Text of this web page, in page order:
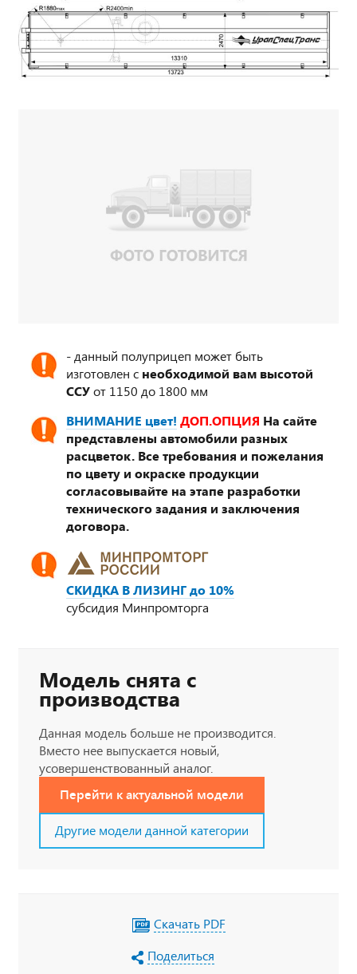
- данный полуприцеп может быть
изготовлен с необходимой вам высотой
ССУот 1150 до 1800 мм
ВНИМАНИЕ цвет! ДОП.ОПЦИЯ На сайте
представлены автомобили разных
расцветок. Все требования и пожелания
по цвету и окраске продукции
согласовывайте на этапе разработки
технического задания и заключения
договора.
СКИДКА В ЛИЗИНГ до 10%
субсидия Минпромторга
Модель снята с
производства
Данная модель больше не производится.
Вместо нее выпускается новый,
усовершенствованный аналог.
Перейти к актуальной модели
Другие модели данной категории
Скачать PDF
Поделиться